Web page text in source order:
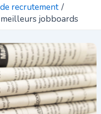
recrutement
jobboards